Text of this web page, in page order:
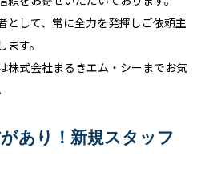
として、常に全力を発揮しご依頼主
す。
株式会社まるきエム・シーまでお気
あり！新規スタッフ